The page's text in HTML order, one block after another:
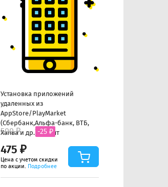
Установка приложений
удаленных из
AppStore/PlayMarket
(Сбербанк,Альфа-банк, ВТБ,
Халва и др.) до 5шт
475 ₽
500 ₽ -25 ₽
Цена с учетом скидки
по акции. Подробнее